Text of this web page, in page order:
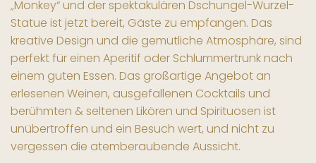
„Monkey“ und der spektakulären Dschungel-Wurzel-
Statue ist jetzt bereit, Gäste zu empfangen. Das
kreative Design und die gemütliche Atmosphäre, sind
perfekt für einen Aperitif oder Schlummertrunk nach
einem guten Essen. Das großartige Angebot an
erlesenen Weinen, ausgefallenen Cocktails und
berühmten & seltenen Likören und Spirituosen ist
unübertroffen und ein Besuch wert, und nicht zu
vergessen die atemberaubende Aussicht.